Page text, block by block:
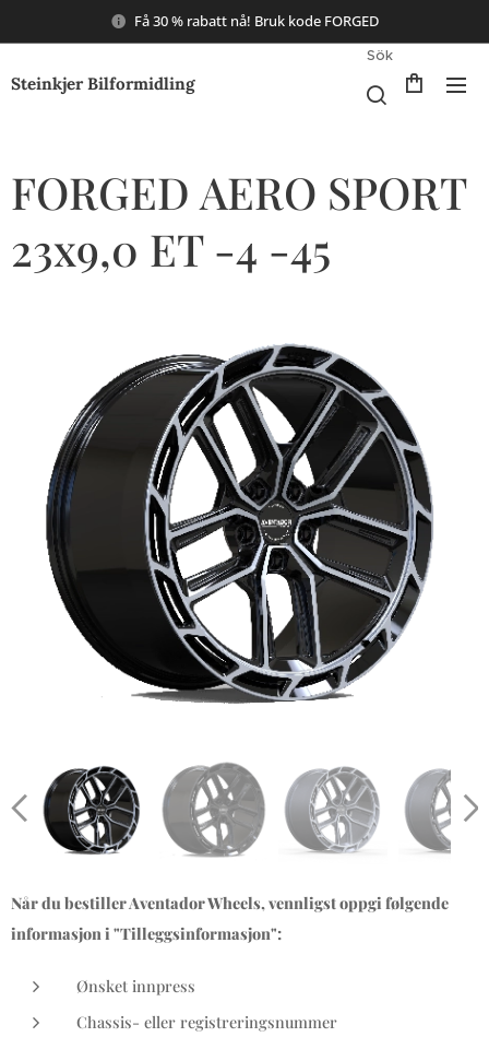
Få 30 % rabatt nå! Bruk kode FORGED
Steinkjer Bilformidling
Sök
FORGED AERO SPORT
23x9,0 ET -4 -45
Når du bestiller Aventador Wheels, vennligst oppgi følgende
informasjon i "Tilleggsinformasjon":
Ønsket innpress
Chassis- eller registreringsnummer